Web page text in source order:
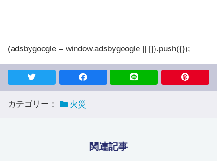
(adsbygoogle = window.adsbygoogle || []).push({});
カテゴリー： 火災
関連記事